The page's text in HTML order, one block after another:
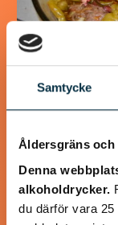
Samtycke
Åldersgräns och
Denna
alkoholdrycker.
du därför vara